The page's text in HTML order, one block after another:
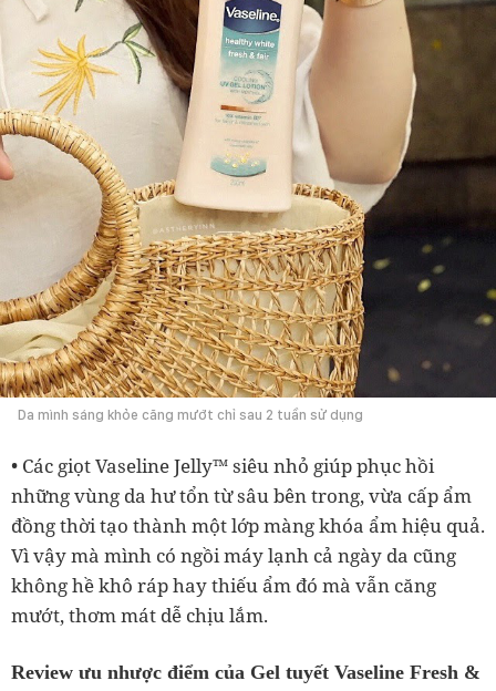
Da mình sáng khỏe căng mướt chỉ sau 2 tuần sử dụng
• Các giọt Vaseline Jelly™ siêu nhỏ giúp phục hồi
những vùng da hư tổn từ sâu bên trong, vừa cấp ẩm
đồng thời tạo thành một lớp màng khóa ẩm hiệu quả.
Vì vậy mà mình có ngồi máy lạnh cả ngày da cũng
không hề khô ráp hay thiếu ẩm đó mà vẫn căng
mướt, thơm mát dễ chịu lắm.
Review ưu nhược điểm của Gel tuyết Vaseline Fresh &